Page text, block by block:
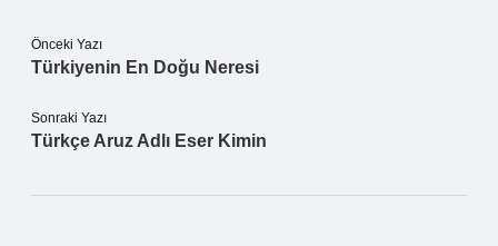
Önceki Yazı
Türkiyenin En Doğu Neresi
Sonraki Yazı
Türkçe Aruz Adlı Eser Kimin